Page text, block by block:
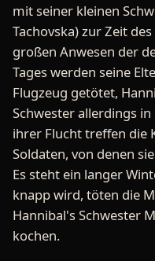
mit seiner kleinen
Tachovska) zur Zeit
großen Anwesen der
Tages werden seine
Flugzeug getötet,
Schwester allerdings
ihrer Flucht treffen die
Soldaten, von denen
Es steht ein langer
knapp wird, töten die
Hannibal's Schwester
kochen.